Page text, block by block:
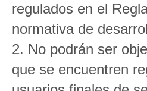
regulados en el
normativa de
2. No podrán ser
que se encuentren